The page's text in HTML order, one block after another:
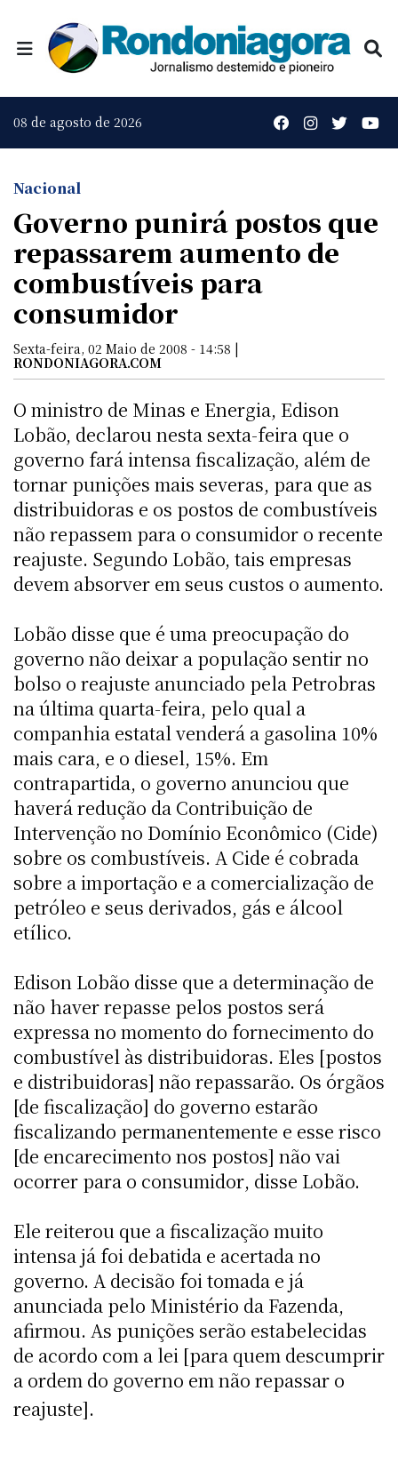
08 de agosto de 2026
Nacional
Governo punirá postos que
repassarem aumento de
combustíveis para
consumidor
Sexta-feira, 02 Maio de 2008 - 14:58 |
RONDONIAGORA.COM
O ministro de Minas e Energia, Edison
Lobão, declarou nesta sexta-feira que o
governo fará intensa fiscalização, além de
tornar punições mais severas, para que as
distribuidoras e os postos de combustíveis
não repassem para o consumidor o recente
reajuste. Segundo Lobão, tais empresas
devem absorver em seus custos o aumento.
Lobão disse que é uma preocupação do
governo não deixar a população sentir no
bolso o reajuste anunciado pela Petrobras
na última quarta-feira, pelo qual a
companhia estatal venderá a gasolina 10%
mais cara, e o diesel, 15%. Em
contrapartida, o governo anunciou que
haverá redução da Contribuição de
Intervenção no Domínio Econômico (Cide)
sobre os combustíveis. A Cide é cobrada
sobre a importação e a comercialização de
petróleo e seus derivados, gás e álcool
etílico.
Edison Lobão disse que a determinação de
não haver repasse pelos postos será
expressa no momento do fornecimento do
combustível às distribuidoras. Eles [postos
e distribuidoras] não repassarão. Os órgãos
[de fiscalização] do governo estarão
fiscalizando permanentemente e esse risco
[de encarecimento nos postos] não vai
ocorrer para o consumidor, disse Lobão.
Ele reiterou que a fiscalização muito
intensa já foi debatida e acertada no
governo. A decisão foi tomada e já
anunciada pelo Ministério da Fazenda,
afirmou. As punições serão estabelecidas
de acordo com a lei [para quem descumprir
a ordem do governo em não repassar o
reajuste].